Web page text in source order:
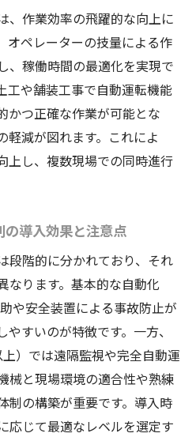
、作業効率の飛躍的な向上に
オペレーターの技量による作
、稼働時間の最適化を実現で
工や舗装工事で自動運転機能
かつ正確な作業が可能とな
軽減が図れます。これによ
上し、複数現場での同時進行
導入効果と注意点
段階的に分かれており、それ
なります。基本的な自動化
や安全装置による事故防止が
すいのが特徴です。一方、
）では遠隔監視や完全自動運
械と現場環境の適合性や熟練
制の構築が重要です。導入時
応じて最適なレベルを選定す